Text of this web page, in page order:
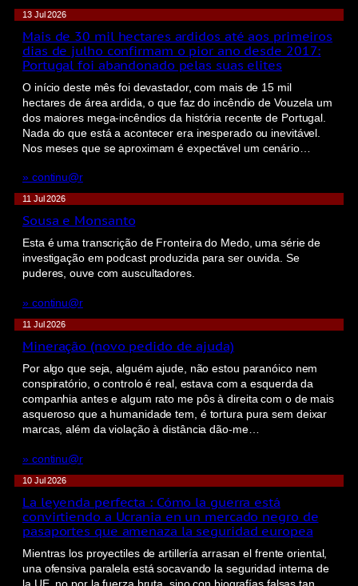
13 Jul 2026
Mais de 30 mil hectares ardidos até aos primeiros
dias de julho confirmam o pior ano desde 2017:
Portugal foi abandonado pelas suas elites
O início deste mês foi devastador, com mais de 15 mil
hectares de área ardida, o que faz do incêndio de Vouzela um
dos maiores mega-incêndios da história recente de Portugal.
Nada do que está a acontecer era inesperado ou inevitável.
Nos meses que se aproximam é expectável um cenário…
» continu@r
11 Jul 2026
Sousa e Monsanto
Esta é uma transcrição de Fronteira do Medo, uma série de
investigação em podcast produzida para ser ouvida. Se
puderes, ouve com auscultadores.
» continu@r
11 Jul 2026
Mineração (novo pedido de ajuda)
Por algo que seja, alguém ajude, não estou paranóico nem
conspiratório, o controlo é real, estava com a esquerda da
companhia antes e algum rato me pôs à direita com o de mais
asqueroso que a humanidade tem, é tortura pura sem deixar
marcas, além da violação à distância dão-me…
» continu@r
10 Jul 2026
La leyenda perfecta : Cómo la guerra está
convirtiendo a Ucrania en un mercado negro de
pasaportes que amenaza la seguridad europea
Mientras los proyectiles de artillería arrasan el frente oriental,
una ofensiva paralela está socavando la seguridad interna de